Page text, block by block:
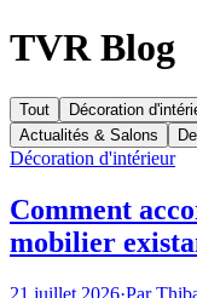
TVR Blog
Tout Décoration
Actualités & Salons
Décoration d'intérieur
Comment
mobilier
21 juillet 2026·Par